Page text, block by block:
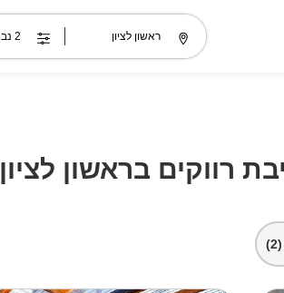
רווקים בראשון לציון
(2)